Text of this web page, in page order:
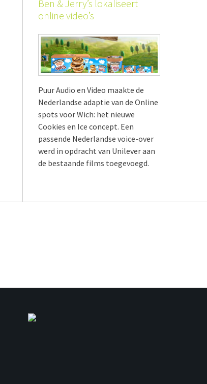
Ben & Jerry’s lokaliseert
online video’s
Puur Audio en Video maakte de
Nederlandse adaptie van de Online
spots voor Wich: het nieuwe
Cookies en Ice concept. Een
passende Nederlandse voice-over
werd in opdracht van Unilever aan
de bestaande films toegevoegd.